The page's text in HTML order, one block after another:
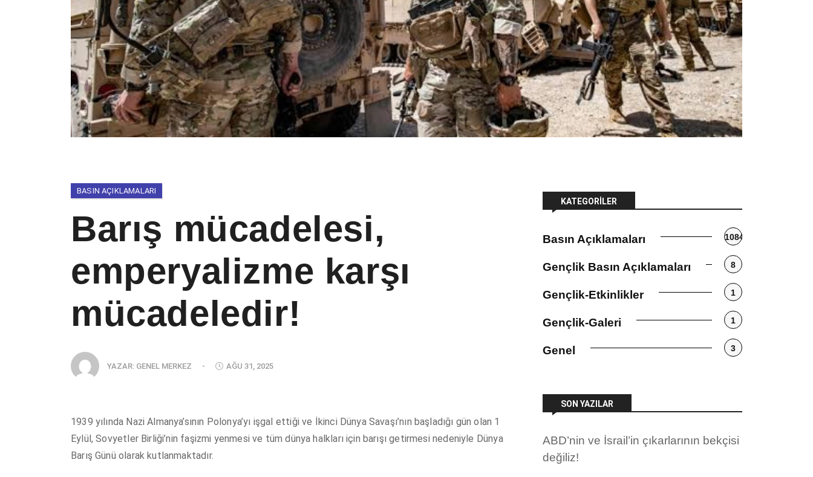
BASIN AÇIKLAMALARI
Barış mücadelesi,
emperyalizme karşı
mücadeledir!
YAZAR: GENEL MERKEZ - AĞU 31, 2025
1939 yılında Nazi Almanya’sının Polonya’yı işgal ettiği ve İkinci Dünya Savaşı’nın başladığı gün olan 1
Eylül, Sovyetler Birliği’nin faşizmi yenmesi ve tüm dünya halkları için barışı getirmesi nedeniyle Dünya
Barış Günü olarak kutlanmaktadır.
KATEGORILER
Basın Açıklamaları 1084
Gençlik Basın Açıklamaları 8
Gençlik-Etkinlikler 1
Gençlik-Galeri 1
Genel 3
SON YAZILAR
ABD’nin ve İsrail’in çıkarlarının bekçisi
değiliz!